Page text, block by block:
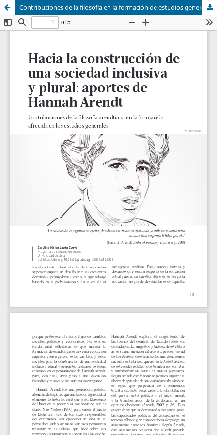
Contribuciones de la filosofía en la formación de estudios generales para la construcción de una sociedad inclusiva y plural: aportes desde el pensamiento de Hannah Arendt